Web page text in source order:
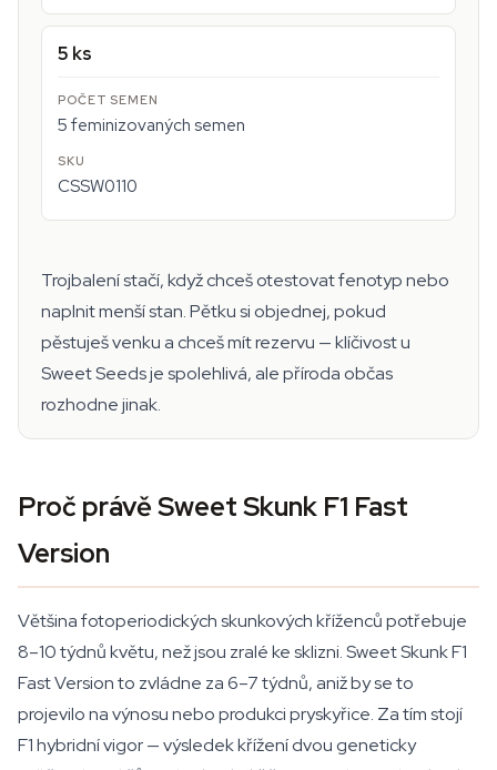
5 ks
5 feminizovaných semen
CSSW0110
Trojbalení stačí, když chceš otestovat fenotyp nebo
naplnit menší stan. Pětku si objednej, pokud
pěstuješ venku a chceš mít rezervu — klíčivost u
Sweet Seeds je spolehlivá, ale příroda občas
rozhodne jinak.
Proč právě Sweet Skunk F1 Fast
Version
Většina fotoperiodických skunkových kříženců potřebuje
8–10 týdnů květu, než jsou zralé ke sklizni. Sweet Skunk F1
Fast Version to zvládne za 6–7 týdnů, aniž by se to
projevilo na výnosu nebo produkci pryskyřice. Za tím stojí
F1 hybridní vigor — výsledek křížení dvou geneticky